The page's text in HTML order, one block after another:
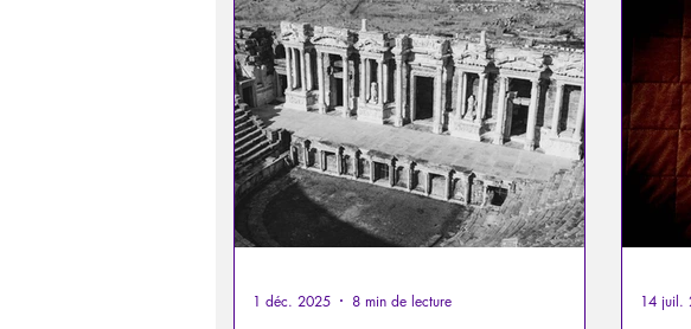
Manipulation/Perversion Mythologie - Savoir
Psychopathologie de la Paranoïa
Retrouver son pouvoir personnel
Psychopathologie de l'Autorité Recensions
1 déc. 2025 8 min de lecture 14 juil.